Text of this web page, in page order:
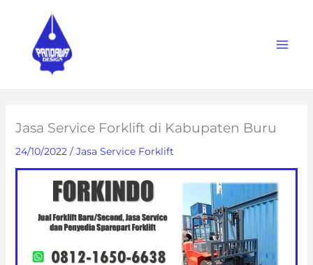
content
Jasa Service Forklift di Kabupaten Buru
24/10/2022 / Jasa Service Forklift